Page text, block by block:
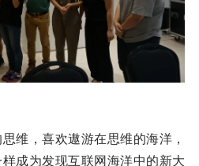
维，喜欢遨游在思维的海洋，
成为发现互联网海洋中的新大